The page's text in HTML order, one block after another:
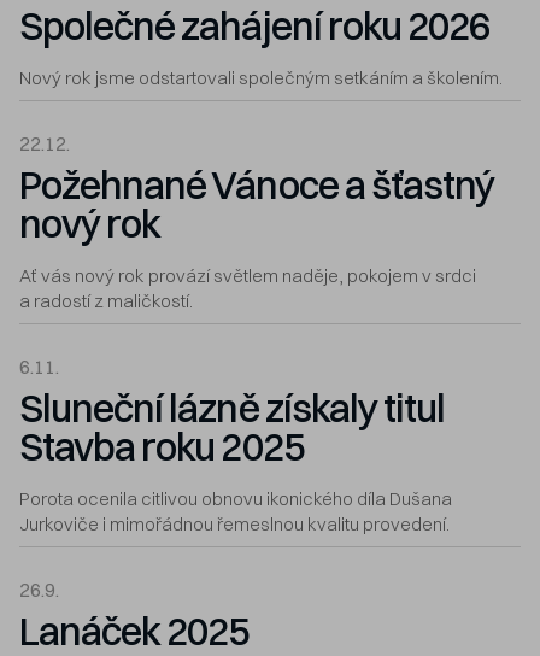
Společné zahájení roku 2026
Nový rok jsme odstartovali společným setkáním a školením.
22.12.
Požehnané Vánoce a šťastný
nový rok
Ať vás nový rok provází světlem naděje, pokojem v srdci
a radostí z maličkostí.
6.11.
Sluneční lázně získaly titul
Stavba roku 2025
Porota ocenila citlivou obnovu ikonického díla Dušana
Jurkoviče i mimořádnou řemeslnou kvalitu provedení.
26.9.
Lanáček 2025